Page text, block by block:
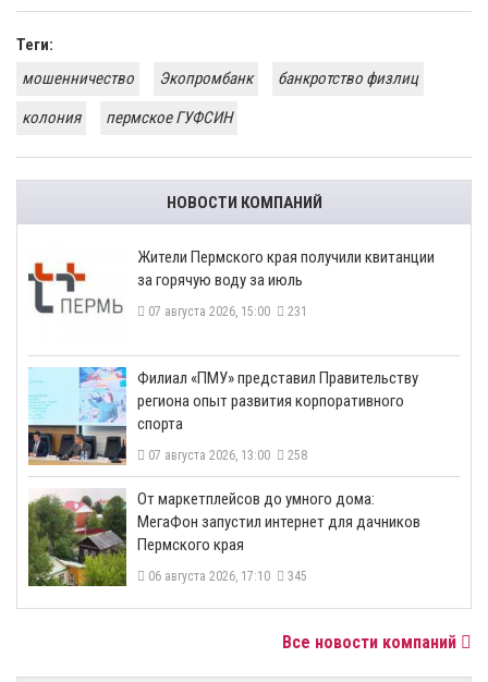
Теги:
мошенничество
Экопромбанк
банкротство физлиц
колония
пермское ГУФСИН
НОВОСТИ КОМПАНИЙ
​Жители Пермского края получили квитанции
за горячую воду за июль
07 августа 2026, 15:00 231
​Филиал «ПМУ» представил Правительству
региона опыт развития корпоративного
спорта
07 августа 2026, 13:00 258
От маркетплейсов до умного дома:
МегаФон запустил интернет для дачников
Пермского края
06 августа 2026, 17:10 345
Все новости компаний